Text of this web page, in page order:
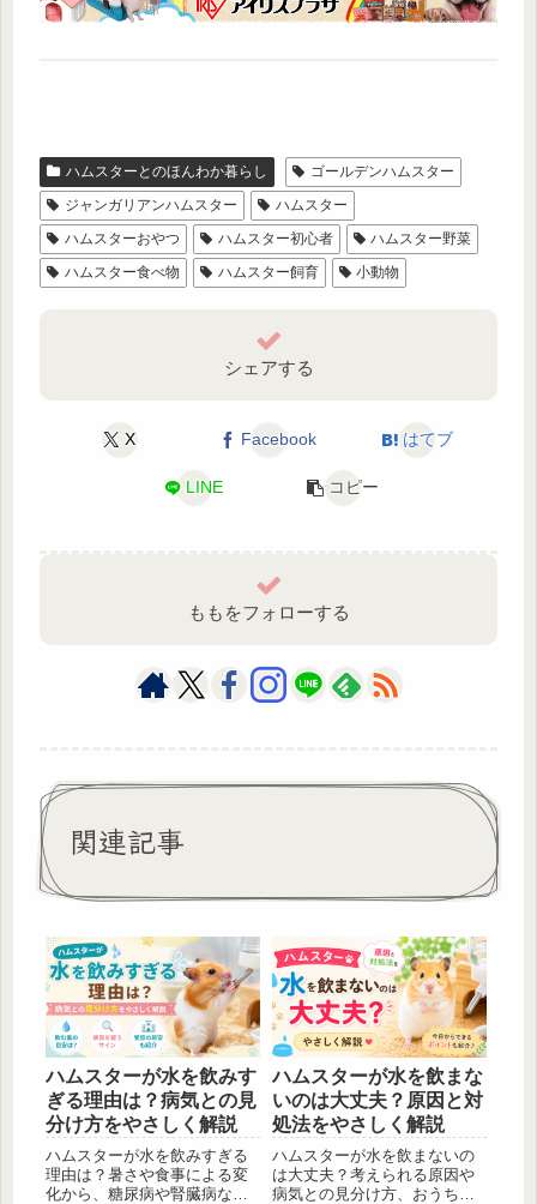
ハムスターとのほんわか暮らし
ゴールデンハムスター
ジャンガリアンハムスター
ハムスター
ハムスターおやつ
ハムスター初心者
ハムスター野菜
ハムスター食べ物
ハムスター飼育 小動物
シェアする
X Facebook はてブ
LINE コピー
ももをフォローする
関連記事
ハムスターが水を飲みす
ぎる理由は？病気との見
分け方をやさしく解説
ハムスターが水を飲みすぎる
理由は？暑さや食事による変
化から、糖尿病や腎臓病など
ハムスターが水を飲まな
いのは大丈夫？原因と対
処法をやさしく解説
ハムスターが水を飲まないの
は大丈夫？考えられる原因や
病気との見分け方、おうちで